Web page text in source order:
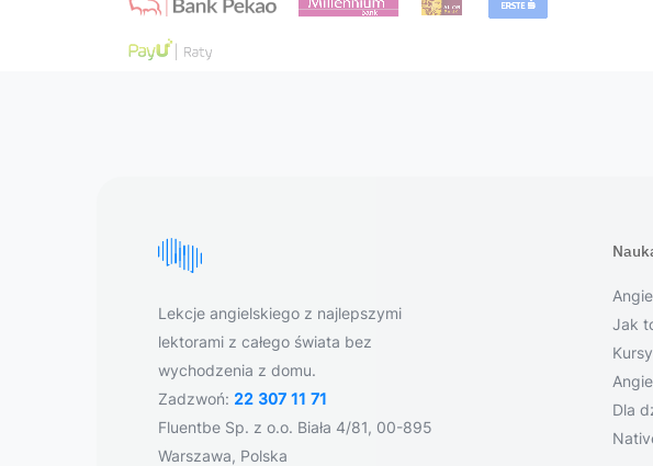
Lekcje angielskiego z najlepszymi
lektorami z całego świata bez
wychodzenia z domu.
Zadzwoń: 22 307 11 71
Fluentbe Sp. z o.o. Biała 4/81, 00-895
Warszawa, Polska
Jak
Dla